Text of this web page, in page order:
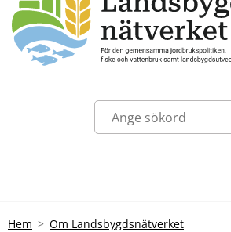
Hem
Om Landsbygdsnätverket